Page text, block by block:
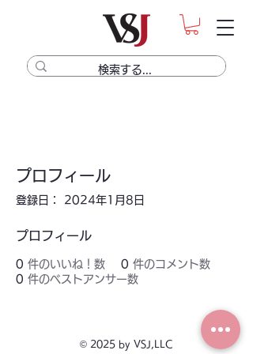
プロフィール
登録日： 2024年1月8日
プロフィール
0 件のいいね！数 0 件のコメント数
0 件のベストアンサー数
© 2025 by VSJ,LLC